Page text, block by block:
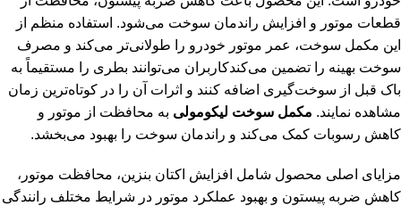
قطعات موتور و افزایش راندمان سوخت می‌شود. استفاده منظم از
این مکمل سوخت، عمر موتور خودرو را طولانی‌تر می‌کند و مصرف
سوخت بهینه را تضمین می‌کندکاربران می‌توانند بطری را مستقیماً به
باک قبل از سوخت‌گیری اضافه کنند و اثرات آن را در کوتاه‌ترین زمان
مشاهده نمایند. مکمل سوخت لیکومولی به محافظت از موتور و
کاهش رسوبات کمک می‌کند و راندمان سوخت را بهبود می‌بخشد.
مزایای اصلی محصول شامل افزایش اکتان بنزین، محافظت موتور،
کاهش ضربه پیستون و بهبود عملکرد موتور در شرایط مختلف رانندگی